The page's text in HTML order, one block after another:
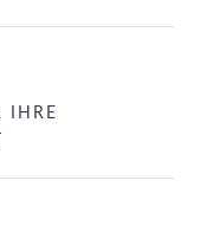
IHRE